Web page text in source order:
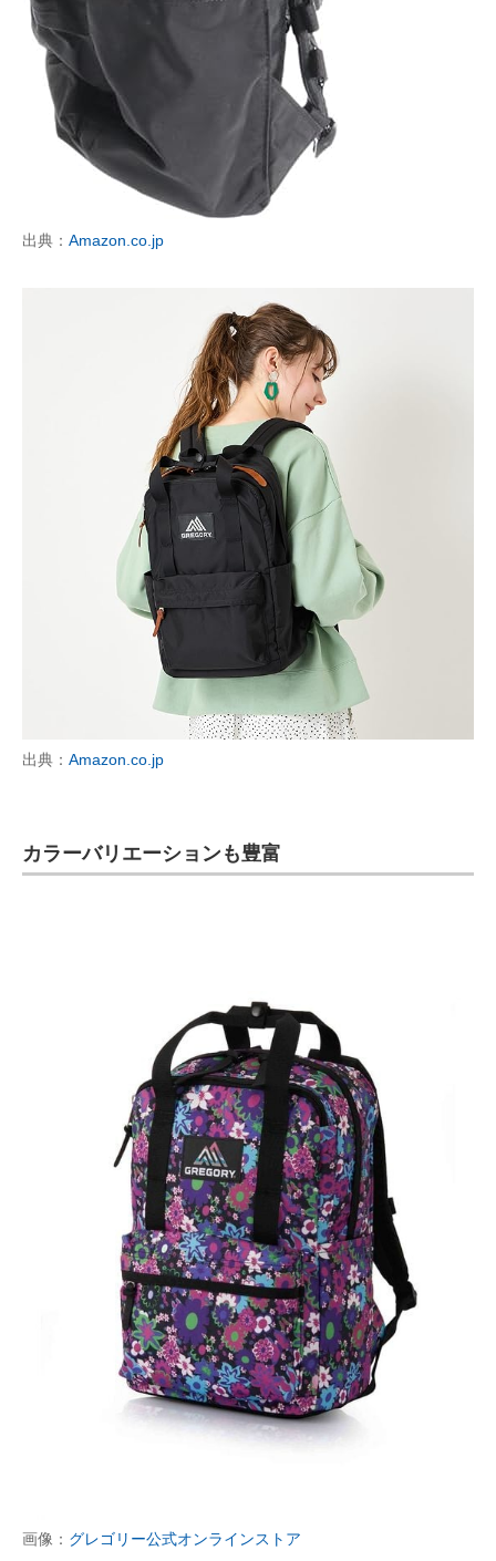
出典： Amazon.co.jp
出典： Amazon.co.jp
カラーバリエーションも豊富
画像： グレゴリー公式オンラインストア